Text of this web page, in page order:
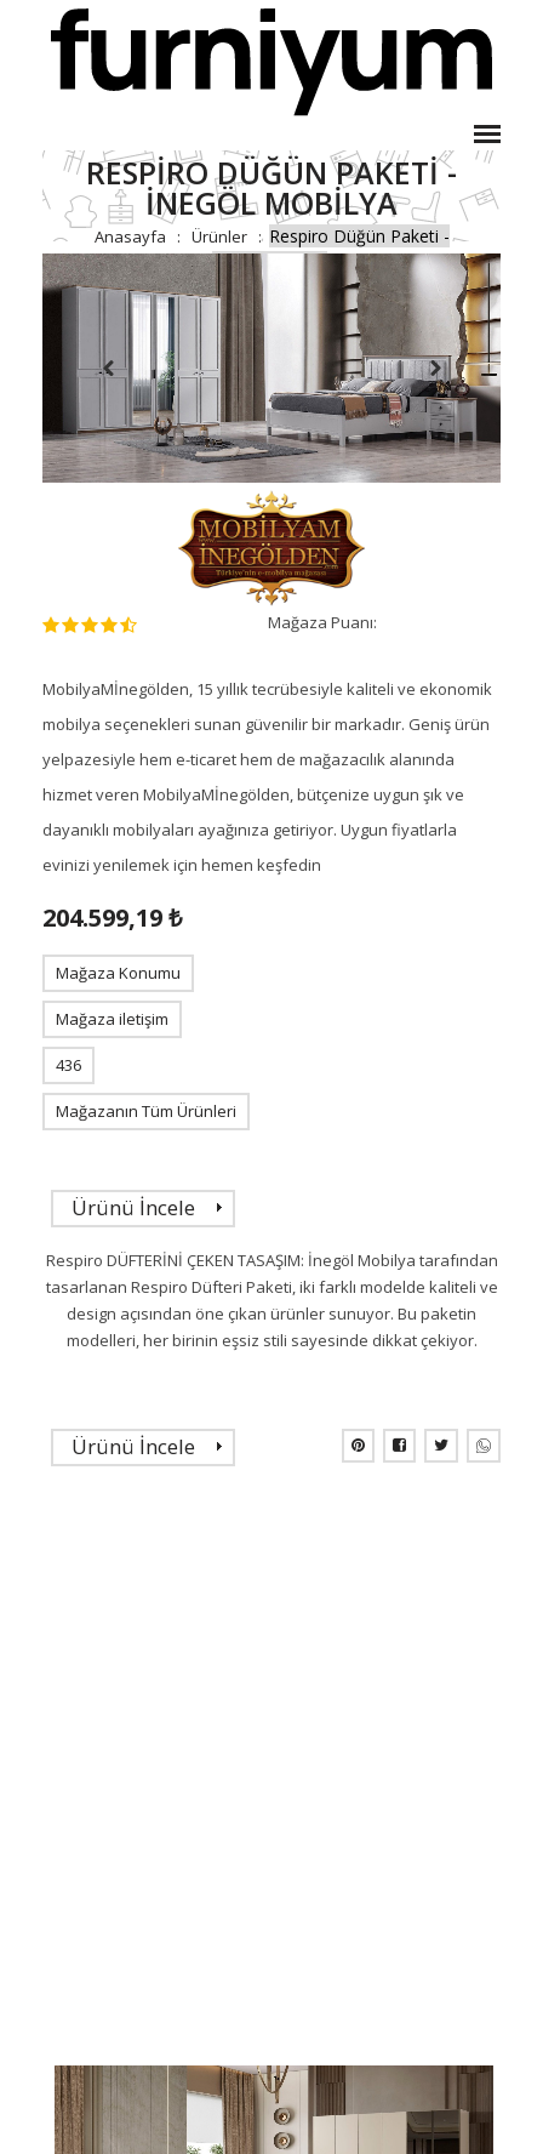
RESPIRO DÜĞÜN PAKETI -
İNEGÖL MOBILYA
Anasayfa Ürünler
Respiro Düğün Paketi -
İnegöl Mobilya
Mağaza Puanı:
MobilyaMİnegölden, 15 yıllık tecrübesiyle kaliteli ve ekonomik
mobilya seçenekleri sunan güvenilir bir markadır. Geniş ürün
yelpazesiyle hem e-ticaret hem de mağazacılık alanında
hizmet veren MobilyaMİnegölden, bütçenize uygun şık ve
dayanıklı mobilyaları ayağınıza getiriyor. Uygun fiyatlarla
evinizi yenilemek için hemen keşfedin
204.599,19 ₺
Mağaza Konumu
Mağaza iletişim
436
Mağazanın Tüm Ürünleri
Ürünü İncele
Respiro DÜFTERİNİ ÇEKEN TASAŞIM: İnegöl Mobilya tarafından
tasarlanan Respiro Düfteri Paketi, iki farklı modelde kaliteli ve
design açısından öne çıkan ürünler sunuyor. Bu paketin
modelleri, her birinin eşsiz stili sayesinde dikkat çekiyor.
Ürünü İncele